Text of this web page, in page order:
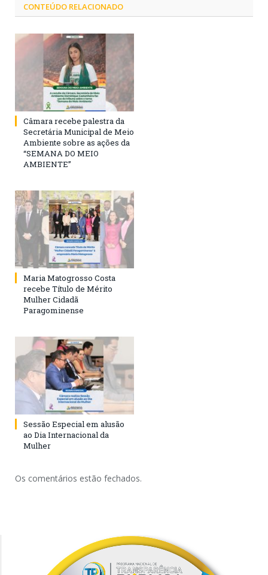
CONTEÚDO RELACIONADO
Câmara recebe palestra da
Secretária Municipal de Meio
Ambiente sobre as ações da
“SEMANA DO MEIO
AMBIENTE”
Maria Matogrosso Costa
recebe Título de Mérito
Mulher Cidadã
Paragominense
Sessão Especial em alusão
ao Dia Internacional da
Mulher
Os comentários estão fechados.